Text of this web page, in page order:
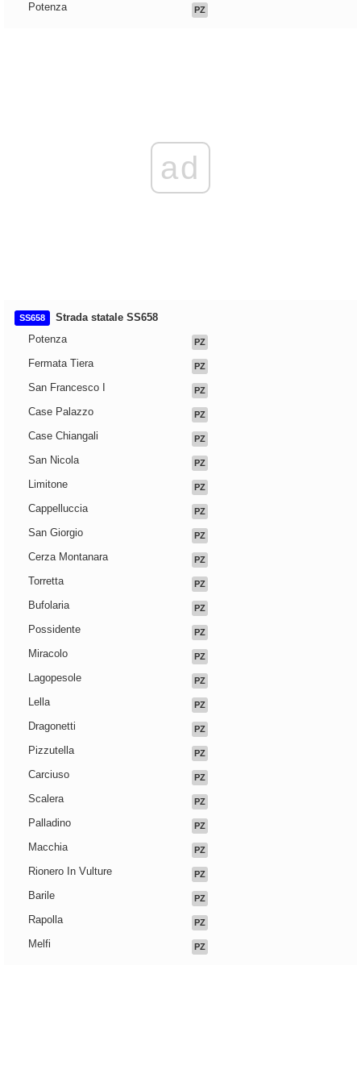
Potenza PZ
ad
SS658
Strada statale SS658
Potenza
PZ
Fermata Tiera PZ
San Francesco I PZ
Case Palazzo PZ
Case Chiangali PZ
San Nicola PZ
Limitone PZ
Cappelluccia PZ
San Giorgio PZ
Cerza Montanara PZ
Torretta PZ
Bufolaria PZ
Possidente PZ
Miracolo PZ
Lagopesole PZ
Lella PZ
Dragonetti PZ
Pizzutella PZ
Carciuso PZ
Scalera PZ
Palladino PZ
Macchia PZ
Rionero In Vulture PZ
Barile PZ
Rapolla PZ
Melfi PZ